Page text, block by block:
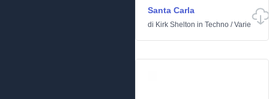
Santa Carla
di Kirk Shelton in Techno /Varie